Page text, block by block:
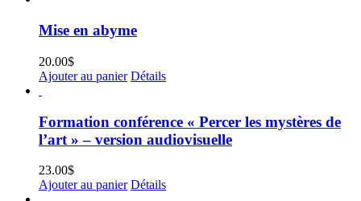
Mise en abyme
20.00$
Ajouter au panier Détails
Formation conférence « Percer les mystères de
l’art » – version audiovisuelle
23.00$
Ajouter au panier Détails